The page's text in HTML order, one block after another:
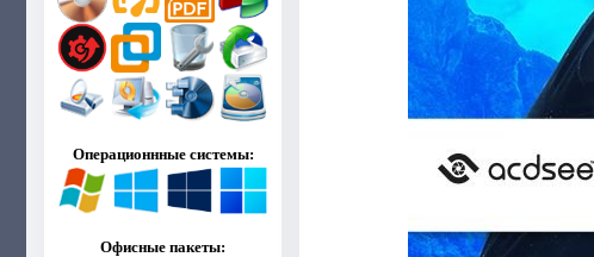
Операционнные системы:
Офисные пакеты: